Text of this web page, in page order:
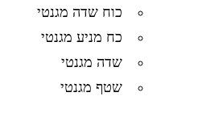
כוח שדה מגנטי
כח מניע מגנטי
שדה מגנטי
שטף מגנטי